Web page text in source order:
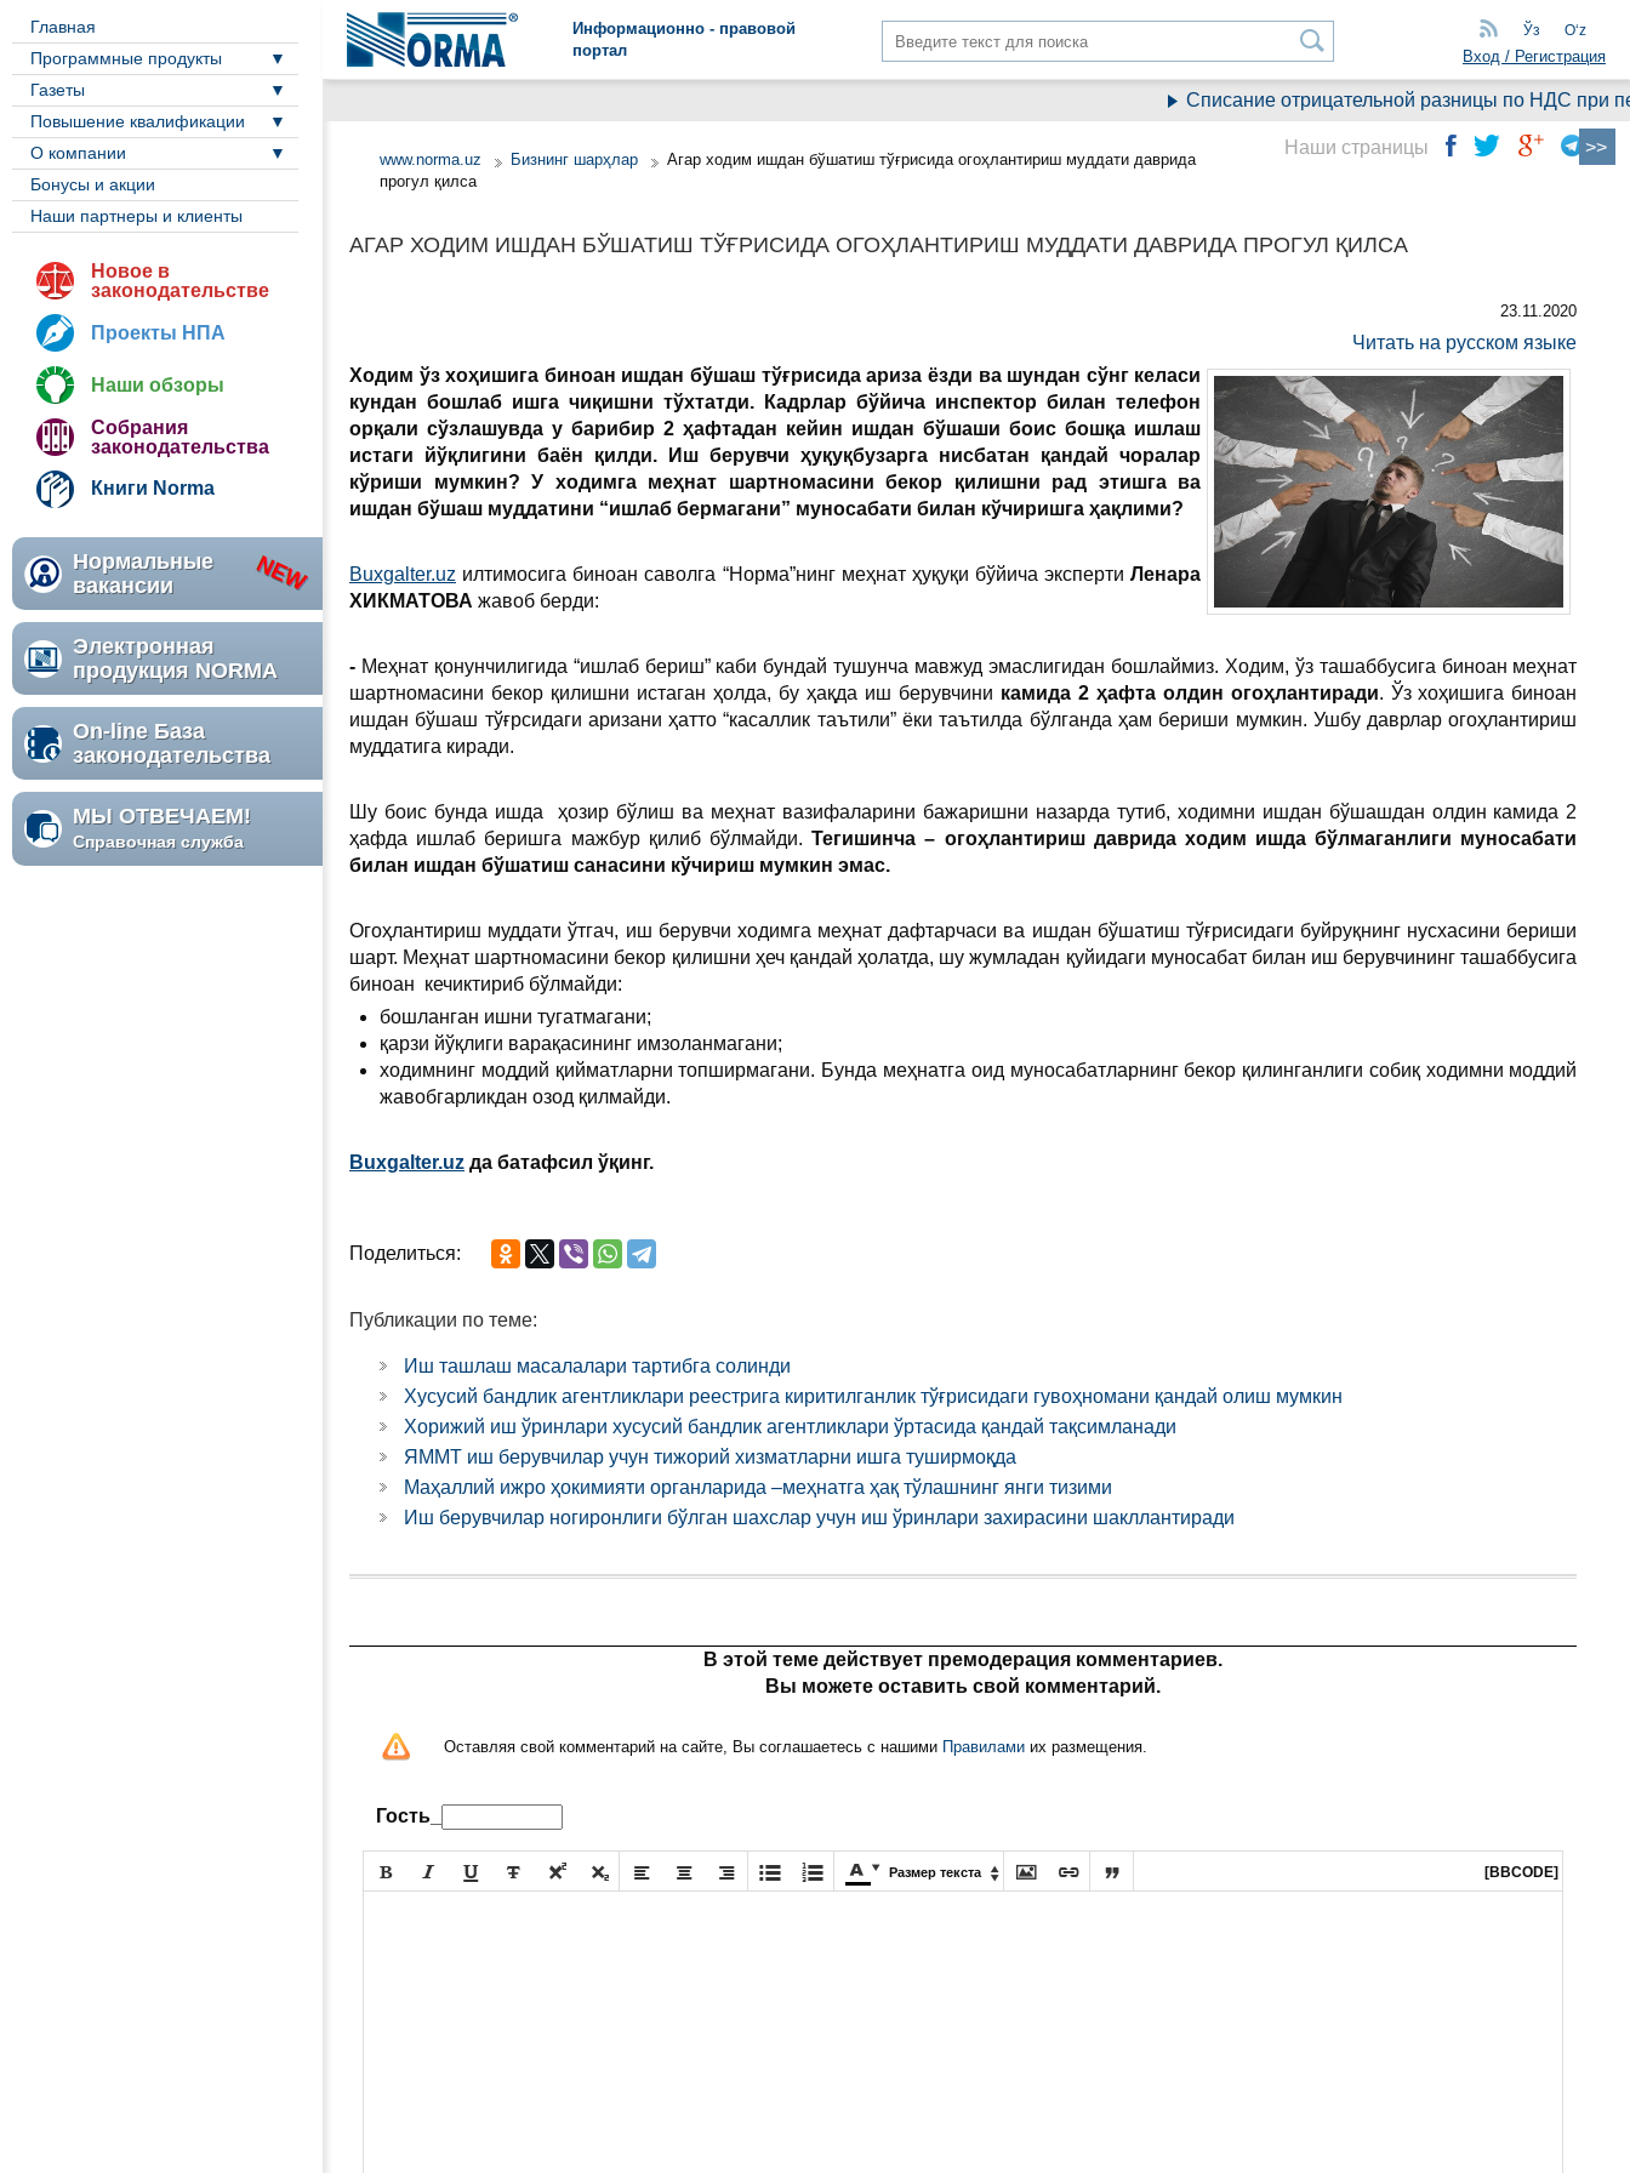
Информационно - правовой
портал
Ўз Oʻz
Вход / Регистрация
Главная
Программные продукты
Газеты
Повышение квалификации
О компании
Бонусы и акции
Наши партнеры и клиенты
Новое в
законодательстве
Проекты НПА
Наши обзоры
Собрания
законодательства
Книги Norma
Нормальные
вакансии
Электронная
продукция NORMA
On-line База
законодательства
МЫ ОТВЕЧАЕМ!
Справочная служба
Списание отрицательной разницы по НДС при
www.norma.uz Бизнинг шарҳлар
Агар ходим ишдан бўшатиш тўғрисида огоҳлантириш муддати даврида
прогул қилса
АГАР ХОДИМ ИШДАН БЎШАТИШ ТЎҒРИСИДА ОГОҲЛАНТИРИШ МУДДАТИ ДАВРИДА ПРОГУЛ ҚИЛСА
23.11.2020
Читать на русском языке
Ходим ўз хоҳишига биноан ишдан бўшаш тўғрисида ариза ёзди ва шундан сўнг келаси
кундан бошлаб ишга чиқишни тўхтатди. Кадрлар бўйича инспектор билан телефон
орқали сўзлашувда у барибир 2 ҳафтадан кейин ишдан бўшаши боис бошқа ишлаш
истаги йўқлигини баён қилди. Иш берувчи ҳуқуқбузарга нисбатан қандай чоралар
кўриши мумкин? У ходимга меҳнат шартномасини бекор қилишни рад этишга ва
ишдан бўшаш муддатини “ишлаб бермагани” муносабати билан кўчиришга ҳақлими?
Buxgalter.uz илтимосига биноан саволга “Норма”нинг меҳнат ҳуқуқи бўйича экспертиЛенара
ХИКМАТОВА жавоб берди:
- Меҳнат қонунчилигида “ишлаб бериш” каби бундай тушунча мавжуд эмаслигидан бошлаймиз. Ходим, ўз ташаббусига биноан меҳнат
шартномасини бекор қилишни истаган ҳолда, бу ҳақда иш берувчини камида 2 ҳафта олдин огоҳлантиради. Ўз хоҳишига биноан
ишдан бўшаш тўғрсидаги аризани ҳатто “касаллик таътили” ёки таътилда бўлганда ҳам бериши мумкин. Ушбу даврлар огоҳлантириш
муддатига киради.
Шу боис бунда ишда ҳозир бўлиш ва меҳнат вазифаларини бажаришни назарда тутиб, ходимни ишдан бўшашдан олдин камида 2
ҳафда ишлаб беришга мажбур қилиб бўлмайди.Тегишинча – огоҳлантириш даврида ходим ишда бўлмаганлиги муносабати
билан ишдан бўшатиш санасини кўчириш мумкин эмас.
Огоҳлантириш муддати ўтгач, иш берувчи ходимга меҳнат дафтарчаси ва ишдан бўшатиш тўғрисидаги буйруқнинг нусхасини бериши
шарт. Меҳнат шартномасини бекор қилишни ҳеч қандай ҳолатда, шу жумладан қуйидаги муносабат билан иш берувчининг ташаббусига
биноан кечиктириб бўлмайди:
бошланган ишни тугатмагани;
қарзи йўқлиги варақасининг имзоланмагани;
ходимнинг моддий қийматларни топширмагани. Бунда меҳнатга оид муносабатларнинг бекор қилинганлиги собиқ ходимни моддий
жавобгарликдан озод қилмайди.
Buxgalter.uz да батафсил ўқинг.
Поделиться:
Публикации по теме:
Иш ташлаш масалалари тартибга солинди
Хусусий бандлик агентликлари реестрига киритилганлик тўғрисидаги гувоҳномани қандай олиш мумкин
Хорижий иш ўринлари хусусий бандлик агентликлари ўртасида қандай тақсимланади
ЯММТ иш берувчилар учун тижорий хизматларни ишга туширмоқда
Маҳаллий ижро ҳокимияти органларида –меҳнатга ҳақ тўлашнинг янги тизими
Иш берувчилар ногиронлиги бўлган шахслар учун иш ўринлари захирасини шакллантиради
В этой теме действует премодерация комментариев.
Вы можете оставить свой комментарий.
Оставляя свой комментарий на сайте, Вы соглашаетесь с нашими Правилами их размещения.
Гость_
             Размер текста     [BBCODE]
Наши страницы